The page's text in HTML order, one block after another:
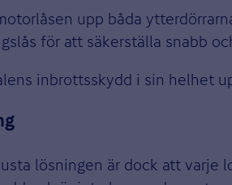
upp båda
för att säkerställa snabb
inbrottsskydd i sin helhet
lösningen är dock att varje